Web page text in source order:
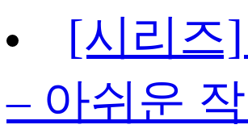
[시리즈
– 아쉬운